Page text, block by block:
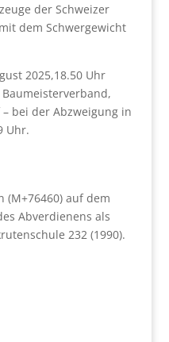
der Schweizer
dem Schwergewicht
2025,18.50 Uhr
bei der Abzweigung in
Uhr.
(M+76460) auf dem
Abverdienens als
232 (1990).